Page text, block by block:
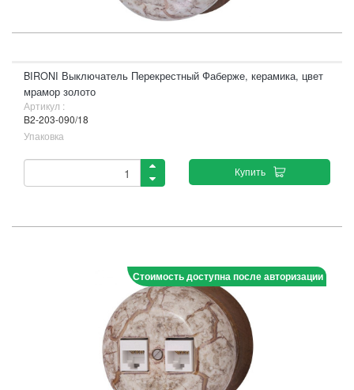
BIRONI Выключатель Перекрестный Фаберже, керамика, цвет
мрамор золото
Артикул :
B2-203-090/18
Упаковка
Купить
Стоимость доступна после авторизации